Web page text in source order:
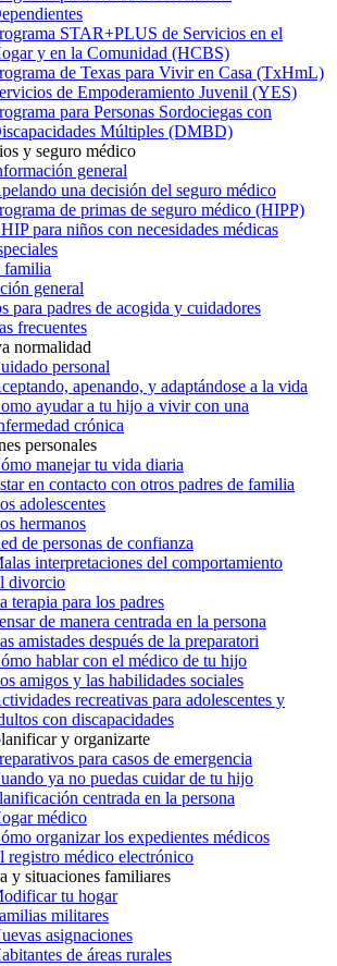
STAR+PLUS de Servicios en el
y en la Comunidad (HCBS)
de Texas para Vivir en Casa (TxHmL)
de Empoderamiento Juvenil (YES)
para Personas Sordociegas con
Múltiples (DMBD)
y seguro médico
general
una decisión del seguro médico
de primas de seguro médico (HIPP)
para niños con necesidades médicas
familia
general
para padres de acogida y cuidadores
frecuentes
normalidad
personal
apenando, y adaptándose a la vida
ayudar a tu hijo a vivir con una
crónica
personales
manejar tu vida diaria
en contacto con otros padres de familia
adolescentes
hermanos
de personas de confianza
interpretaciones del comportamiento
divorcio
terapia para los padres
de manera centrada en la persona
amistades después de la preparatori
hablar con el médico de tu hijo
amigos y las habilidades sociales
recreativas para adolescentes y
con discapacidades
y organizarte
para casos de emergencia
ya no puedas cuidar de tu hijo
centrada en la persona
médico
organizar los expedientes médicos
registro médico electrónico
y situaciones familiares
tu hogar
militares
asignaciones
de áreas rurales